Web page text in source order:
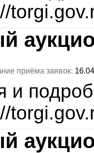
приёма заявок:
и